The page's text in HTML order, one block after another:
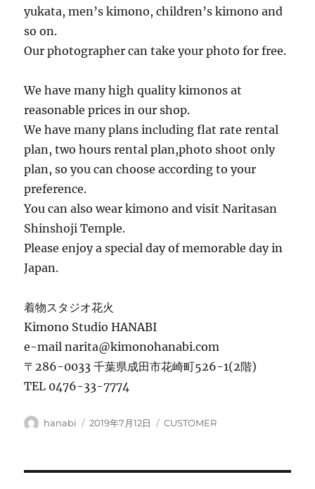
yukata, men’s kimono, children’s kimono and
so on.
Our photographer can take your photo for free.
We have many high quality kimonos at
reasonable prices in our shop.
We have many plans including flat rate rental
plan, two hours rental plan,photo shoot only
plan, so you can choose according to your
preference.
You can also wear kimono and visit Naritasan
Shinshoji Temple.
Please enjoy a special day of memorable day in
Japan.
着物スタジオ花火
Kimono Studio HANABI
e-mail narita@kimonohanabi.com
〒286-0033 千葉県成田市花崎町526-1(2階)
TEL 0476-33-7774
投
hanabi
投
2019年7月12日
カ
CUSTOMER